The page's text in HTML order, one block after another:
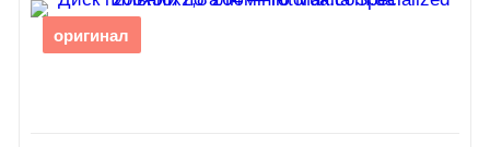
оригинал